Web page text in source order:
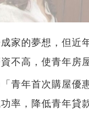
家的夢想，但近
不高，使青年房
青年首次購屋優
率，降低青年貸